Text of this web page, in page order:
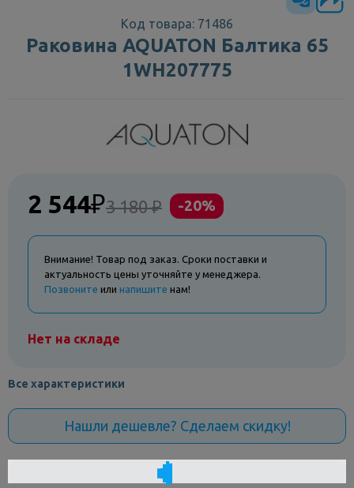
Код товара: 71486
Раковина AQUATON Балтика 65
1WH207775
2 544₽3 180 ₽ -20%
Внимание! Товар под заказ. Сроки поставки и
актуальность цены уточняйте у менеджера.
Позвоните или напишите нам!
Нет на складе
Все характеристики
Нашли дешевле? Сделаем скидку!